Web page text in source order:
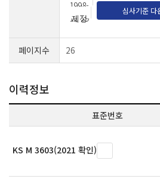
1998-
12-29
제정
심사기준 다
페이지수 26
이력정보
표준번호
KS M 3603(2021 확인)